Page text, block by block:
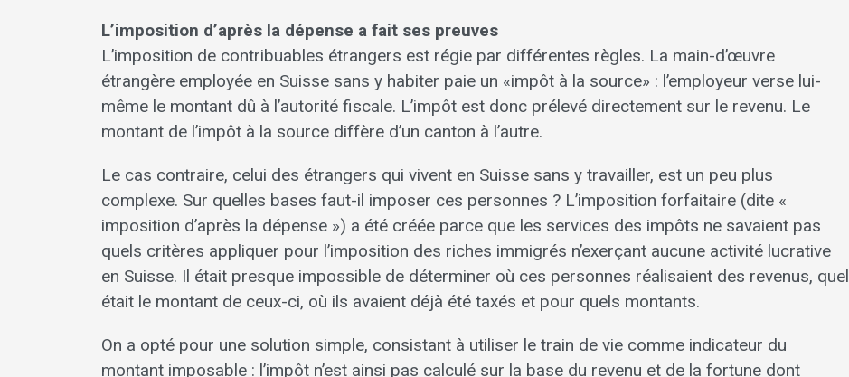
L’imposition d’après la dépense a fait ses preuves
L’imposition de contribuables étrangers est régie par différentes règles. La main-d’œuvre
étrangère employée en Suisse sans y habiter paie un «impôt à la source» : l’employeur verse lui-
même le montant dû à l’autorité fiscale. L’impôt est donc prélevé directement sur le revenu. Le
montant de l’impôt à la source diffère d’un canton à l’autre.
Le cas contraire, celui des étrangers qui vivent en Suisse sans y travailler, est un peu plus
complexe. Sur quelles bases faut-il imposer ces personnes ? L’imposition forfaitaire (dite «
imposition d’après la dépense ») a été créée parce que les services des impôts ne savaient pas
quels critères appliquer pour l’imposition des riches immigrés n’exerçant aucune activité lucrative
en Suisse. Il était presque impossible de déterminer où ces personnes réalisaient des revenus, quel
était le montant de ceux-ci, où ils avaient déjà été taxés et pour quels montants.
On a opté pour une solution simple, consistant à utiliser le train de vie comme indicateur du
montant imposable : l’impôt n’est ainsi pas calculé sur la base du revenu et de la fortune dont